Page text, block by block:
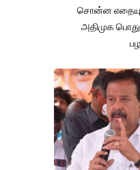
சொன்ன
அதிமுக